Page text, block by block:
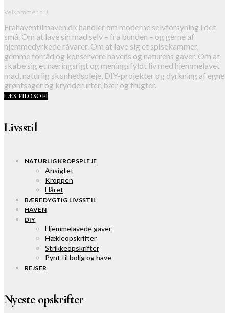
Velkommen til!
Frahaventilmaven.dk handler om moderne selvforsyning i det
små. Om at lave sin mad selv – fra bunden – og gerne af
hjemmedyrkede råvarer. Om at lave sig et spisekammer,
gemme forråd og konservere havens og naturens gaver. Om at
skabe sig et næringsrigt og meningsfyldt liv med hjemmelavet
mad, naturlig skønhedspleje, DIY-projekter og dyrkning af egne
grøntsager og krydderurter, bær og frugter.
LÆS FILOSOFI
Livsstil
NATURLIG KROPSPLEJE
Ansigtet
Kroppen
Håret
BÆREDYGTIG LIVSSTIL
HAVEN
DIY
Hjemmelavede gaver
Hækleopskrifter
Strikkeopskrifter
Pynt til bolig og have
REJSER
Nyeste opskrifter